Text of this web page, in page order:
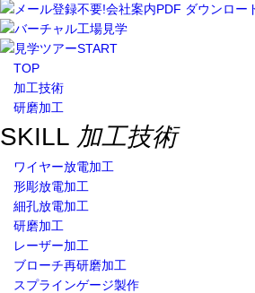
TOP
加工技術
研磨加工
SKILL 加工技術
ワイヤー放電加工
形彫放電加工
細孔放電加工
研磨加工
レーザー加工
ブローチ再研磨加工
スプラインゲージ製作